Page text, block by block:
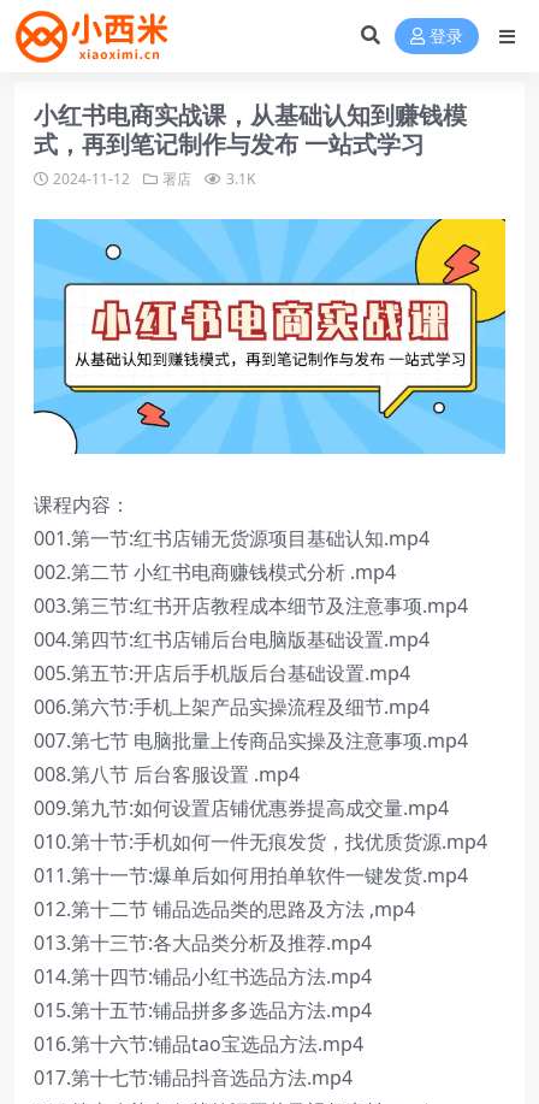
登录
小红书电商实战课，从基础认知到赚钱模
式，再到笔记制作与发布 一站式学习
2024-11-12 署店 3.1K
课程内容：
001.第一节:红书店铺无货源项目基础认知.mp4
002.第二节 小红书电商赚钱模式分析 .mp4
003.第三节:红书开店教程成本细节及注意事项.mp4
004.第四节:红书店铺后台电脑版基础设置.mp4
005.第五节:开店后手机版后台基础设置.mp4
006.第六节:手机上架产品实操流程及细节.mp4
007.第七节 电脑批量上传商品实操及注意事项.mp4
008.第八节 后台客服设置 .mp4
009.第九节:如何设置店铺优惠券提高成交量.mp4
010.第十节:手机如何一件无痕发货，找优质货源.mp4
011.第十一节:爆单后如何用拍单软件一键发货.mp4
012.第十二节 铺品选品类的思路及方法 ,mp4
013.第十三节:各大品类分析及推荐.mp4
014.第十四节:铺品小红书选品方法.mp4
015.第十五节:铺品拼多多选品方法.mp4
016.第十六节:铺品tao宝选品方法.mp4
017.第十七节:铺品抖音选品方法.mp4